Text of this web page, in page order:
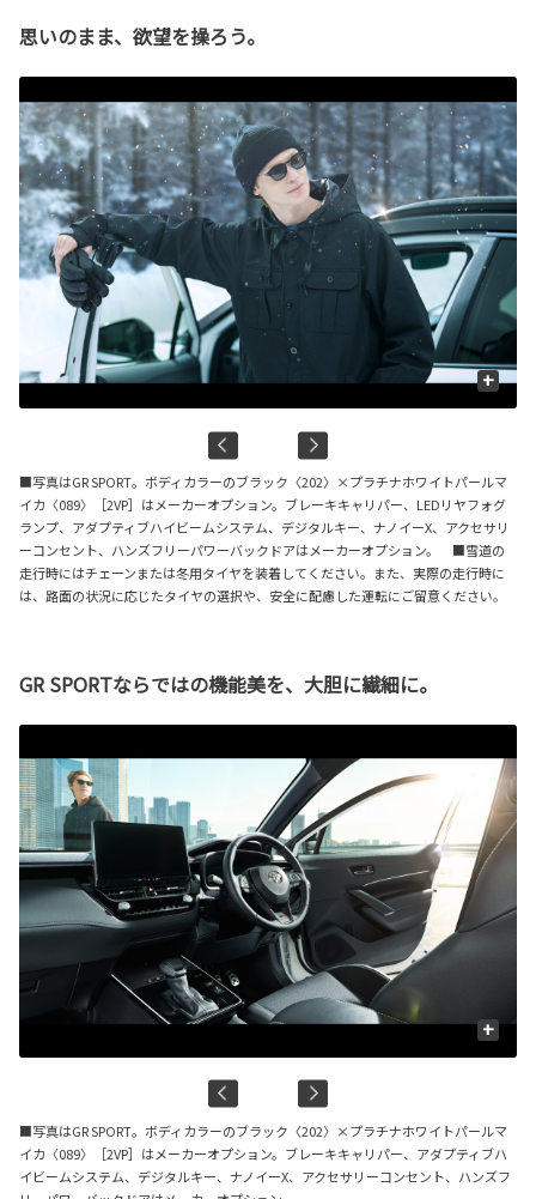
思いのまま、欲望を操ろう。
+
■写真はGR SPORT。ボディカラーのブラック〈202〉×プラチナホワイトパールマ
イカ〈089〉［2VP］はメーカーオプション。ブレーキキャリパー、LEDリヤフォグ
ランプ、アダプティブハイビームシステム、デジタルキー、ナノイーX、アクセサリ
ーコンセント、ハンズフリーパワーバックドアはメーカーオプション。 ■雪道の
走行時にはチェーンまたは冬用タイヤを装着してください。また、実際の走行時に
は、路面の状況に応じたタイヤの選択や、安全に配慮した運転にご留意ください。
GR SPORTならではの機能美を、大胆に繊細に。
+
■写真はGR SPORT。ボディカラーのブラック〈202〉×プラチナホワイトパールマ
イカ〈089〉［2VP］はメーカーオプション。ブレーキキャリパー、アダプティブハ
イビームシステム、デジタルキー、ナノイーX、アクセサリーコンセント、ハンズフ